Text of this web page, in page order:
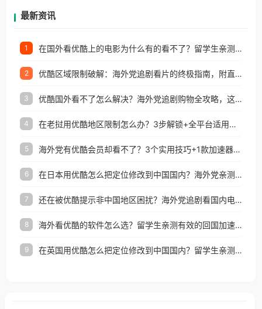
最新资讯
1 在国外看优酷上的电影为什么有的看不了？留学生亲测有效的回国加速方案
2 优酷区域限制破解：海外党追剧看片的终极指南，附直播欧冠+1905电影网解决方案
3 优酷国外看不了怎么解决？海外党追剧购物全攻略，这招亲测有效！
4 在老挝用优酷地区限制怎么办？3步解锁+全平台适用的回国加速器指南
5 海外党有优酷会员却看不了？3个实用技巧+1款加速器解决追剧&金融APP难题
6 在日本用优酷怎么把定位修改到中国国内？海外党亲测有效的回国加速指南
7 还在被优酷提示非中国地区困扰？海外党追剧看国内电影的正确打开方式
8 海外看优酷的软件怎么选？留学生亲测有效的回国加速方案
9 在英国用优酷怎么把定位修改到中国国内？留学生亲测有效的回国加速方案